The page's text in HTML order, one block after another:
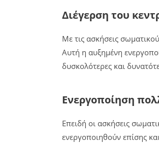
Διέγερση του
Με τις ασκήσεις
Αυτή η αυξημένη
δυσκολότερες και
Ενεργοποίηση
Επειδή οι ασκήσεις
ενεργοποιηθούν επίσης